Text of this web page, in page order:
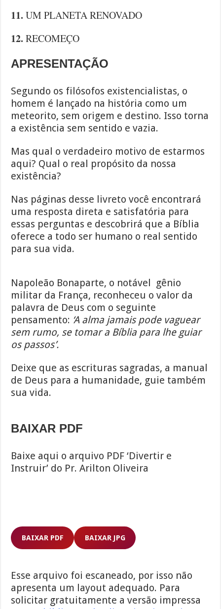
11. UM PLANETA RENOVADO
12. RECOMEÇO
APRESENTAÇÃO
Segundo os filósofos existencialistas, o
homem é lançado na história como um
meteorito, sem origem e destino. Isso torna
a existência sem sentido e vazia.
Mas qual o verdadeiro motivo de estarmos
aqui? Qual o real propósito da nossa
existência?
Nas páginas desse livreto você encontrará
uma resposta direta e satisfatória para
essas perguntas e descobrirá que a Bíblia
oferece a todo ser humano o real sentido
para sua vida.
Napoleão Bonaparte, o notável gênio
militar da França, reconheceu o valor da
palavra de Deus com o seguinte
pensamento: ‘A alma jamais pode vaguear
sem rumo, se tomar a Bíblia para lhe guiar
os passos’.
Deixe que as escrituras sagradas, a manual
de Deus para a humanidade, guie também
sua vida.
BAIXAR PDF
Baixe aqui o arquivo PDF ‘Divertir e
Instruir’ do Pr. Arilton Oliveira
BAIXAR PDF BAIXAR JPG
Esse arquivo foi escaneado, por isso não
apresenta um layout adequado. Para
solicitar gratuitamente a versão impressa